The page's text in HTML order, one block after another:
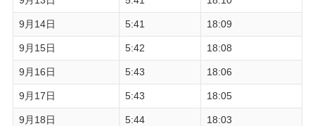
9月14日 5:41 18:09
9月15日 5:42 18:08
9月16日 5:43 18:06
9月17日 5:43 18:05
9月18日 5:44 18:03